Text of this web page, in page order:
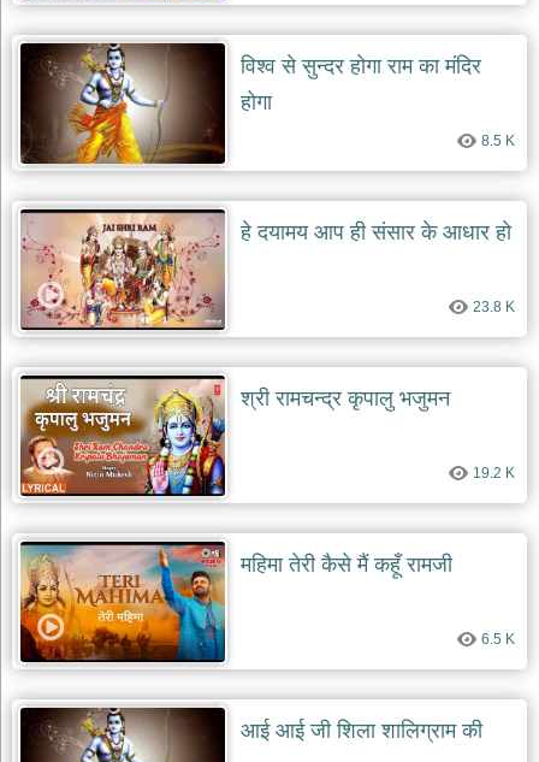
शनि
देव
भजन
shani
bhajans
आज
भजन
of
the
day
भजन
जोड़ें
add
bhajans
विश्व से सुन्दर होगा राम का मंदिर
होगा
8.5 K
हे दयामय आप ही संसार के आधार हो
23.8 K
श्री रामचन्द्र कृपालु भजुमन
19.2 K
महिमा तेरी कैसे मैं कहूँ रामजी
6.5 K
आई आई जी शिला शालिग्राम की